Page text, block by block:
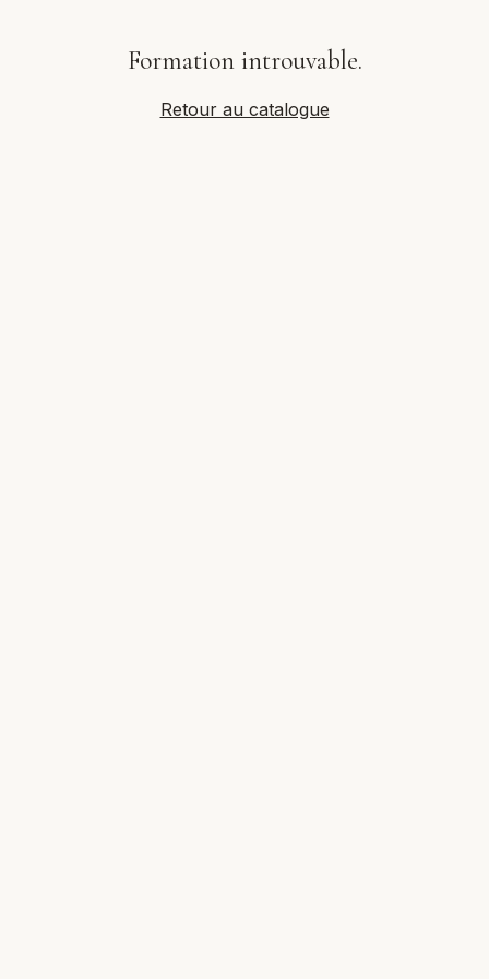
Formation introuvable.
Retour au catalogue